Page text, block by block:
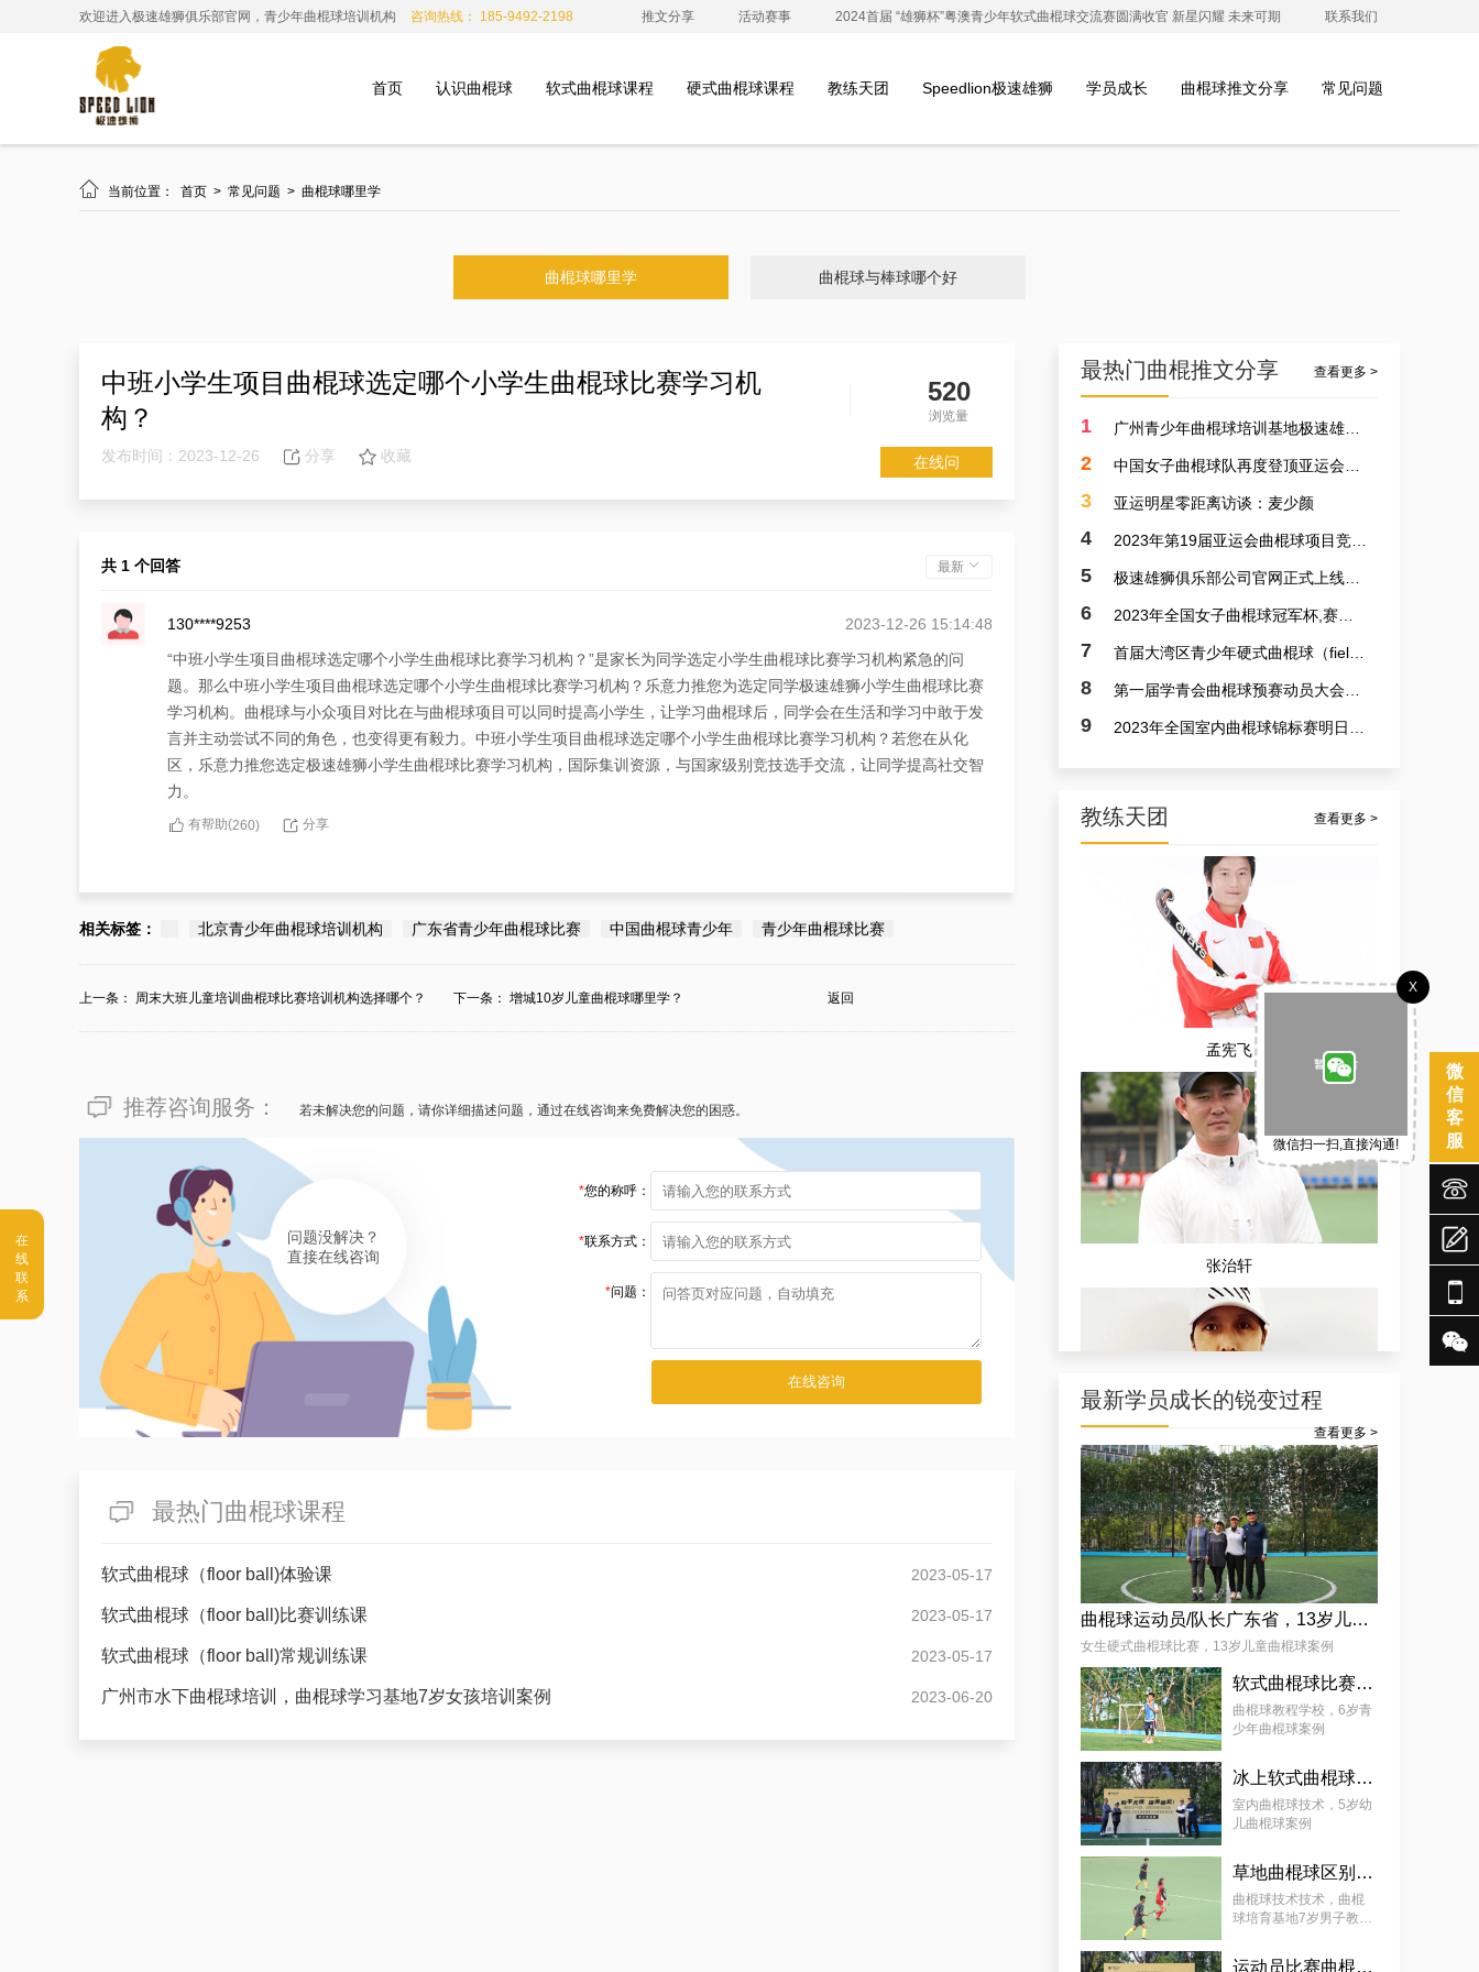
欢迎进入极速雄狮俱乐部官网，青少年曲棍球培训机构 咨询热线： 185-9492-2198 推文分享 活动赛事 2024首届 “雄狮杯”粤澳青少年软式曲棍球交流赛圆满收官 新星闪耀 未来可期 联系我们
首页 认识曲棍球 软式曲棍球课程 硬式曲棍球课程 教练天团 Speedlion极速雄狮 学员成长 曲棍球推文分享 常见问题
 当前位置： 首页 > 常见问题 > 曲棍球哪里学
曲棍球哪里学 曲棍球与棒球哪个好
中班小学生项目曲棍球选定哪个小学生曲棍球比赛学习机
构？
520
浏览量
发布时间：2023-12-26 分享 收藏 在线问
共 1 个回答 最新
130****9253
2023-12-26 15:14:48
“中班小学生项目曲棍球选定哪个小学生曲棍球比赛学习机构？”是家长为同学选定小学生曲棍球比赛学习机构紧急的问
题。那么中班小学生项目曲棍球选定哪个小学生曲棍球比赛学习机构？乐意力推您为选定同学极速雄狮小学生曲棍球比赛
学习机构。曲棍球与小众项目对比在与曲棍球项目可以同时提高小学生，让学习曲棍球后，同学会在生活和学习中敢于发
言并主动尝试不同的角色，也变得更有毅力。中班小学生项目曲棍球选定哪个小学生曲棍球比赛学习机构？若您在从化
区，乐意力推您选定极速雄狮小学生曲棍球比赛学习机构，国际集训资源，与国家级别竞技选手交流，让同学提高社交智
力。
有帮助(260) 分享
相关标签： 北京青少年曲棍球培训机构 广东省青少年曲棍球比赛 中国曲棍球青少年 青少年曲棍球比赛
上一条： 周末大班儿童培训曲棍球比赛培训机构选择哪个？ 下一条： 增城10岁儿童曲棍球哪里学？ 返回
推荐咨询服务： 若未解决您的问题，请你详细描述问题，通过在线咨询来免费解决您的困惑。
问题没解决？
直接在线咨询
*您的称呼：
*联系方式：
*问题：
最热门曲棍球课程
软式曲棍球（floor ball)体验课 2023-05-17
软式曲棍球（floor ball)比赛训练课 2023-05-17
软式曲棍球（floor ball)常规训练课 2023-05-17
广州市水下曲棍球培训，曲棍球学习基地7岁女孩培训案例 2023-06-20
最热门曲棍推文分享 查看更多 >
1
2
3 亚运明星零距离访谈：麦少颜
4
5
6
7
8
9
教练天团 查看更多 >
孟宪飞
张治轩
杨娟
麦少颜
最新学员成长的锐变过程
查看更多 >
曲棍球运动员/队长广东省，13岁儿童曲棍球案例
女生硬式曲棍球比赛，13岁儿童曲棍球案例
软式曲棍球比赛技巧，6岁青少年曲棍球教程案例
曲棍球教程学校，6岁青
少年曲棍球案例
冰上软式曲棍球，曲棍球教育基地5岁女孩教程案例
室内曲棍球技术，5岁幼
儿曲棍球案例
草地曲棍球区别，7岁幼儿曲棍球教学案例
曲棍球技术技术，曲棍
球培育基地7岁男子教学
运动员比赛曲棍球，9岁幼儿曲棍球案例
微
信
客
服
X
微信扫一扫,直接沟通!




